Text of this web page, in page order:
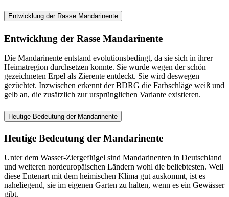
Entwicklung der Rasse Mandarinente
Entwicklung der Rasse Mandarinente
Die Mandarinente entstand evolutionsbedingt, da sie sich in ihrer
Heimatregion durchsetzen konnte. Sie wurde wegen der schön
gezeichneten Erpel als Zierente entdeckt. Sie wird deswegen
gezüchtet. Inzwischen erkennt der BDRG die Farbschläge weiß und
gelb an, die zusätzlich zur ursprünglichen Variante existieren.
Heutige Bedeutung der Mandarinente
Heutige Bedeutung der Mandarinente
Unter dem Wasser-Ziergeflügel sind Mandarinenten in Deutschland
und weiteren nordeuropäischen Ländern wohl die beliebtesten. Weil
diese Entenart mit dem heimischen Klima gut auskommt, ist es
naheliegend, sie im eigenen Garten zu halten, wenn es ein Gewässer
gibt.